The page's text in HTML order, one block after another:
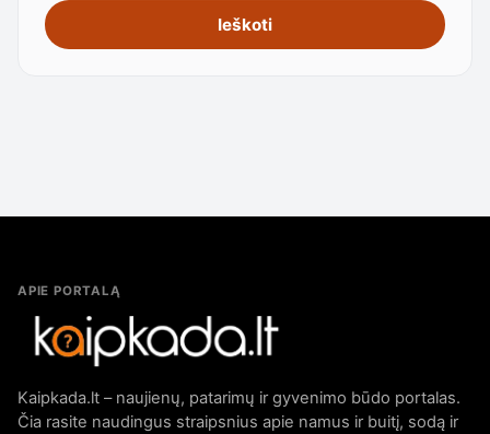
Ieškoti
APIE PORTALĄ
Kaipkada.lt – naujienų, patarimų ir gyvenimo būdo portalas.
Čia rasite naudingus straipsnius apie namus ir buitį, sodą ir